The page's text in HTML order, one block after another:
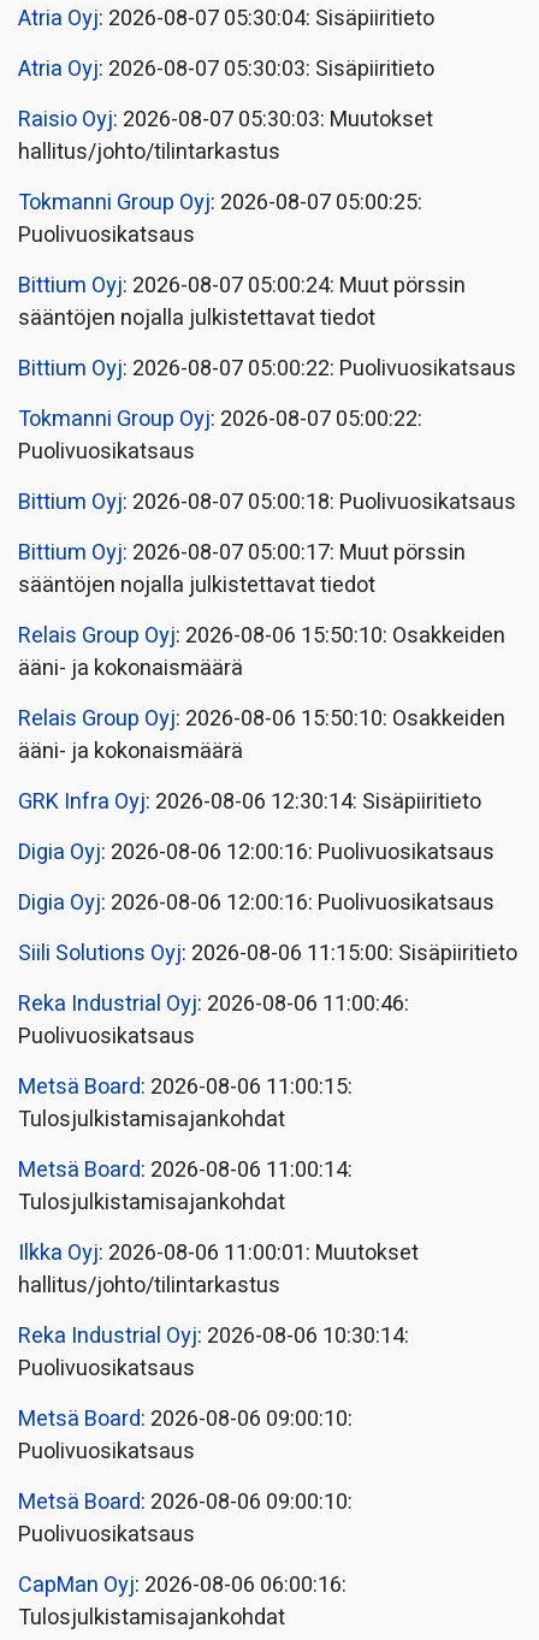
Atria Oyj: 2026-08-07 05:30:04: Sisäpiiritieto
Atria Oyj: 2026-08-07 05:30:03: Sisäpiiritieto
Raisio Oyj: 2026-08-07 05:30:03: Muutokset
hallitus/johto/tilintarkastus
Tokmanni Group Oyj: 2026-08-07 05:00:25:
Puolivuosikatsaus
Bittium Oyj: 2026-08-07 05:00:24: Muut pörssin
sääntöjen nojalla julkistettavat tiedot
Bittium Oyj: 2026-08-07 05:00:22: Puolivuosikatsaus
Tokmanni Group Oyj: 2026-08-07 05:00:22:
Puolivuosikatsaus
Bittium Oyj: 2026-08-07 05:00:18: Puolivuosikatsaus
Bittium Oyj: 2026-08-07 05:00:17: Muut pörssin
sääntöjen nojalla julkistettavat tiedot
Relais Group Oyj: 2026-08-06 15:50:10: Osakkeiden
ääni- ja kokonaismäärä
Relais Group Oyj: 2026-08-06 15:50:10: Osakkeiden
ääni- ja kokonaismäärä
GRK Infra Oyj: 2026-08-06 12:30:14: Sisäpiiritieto
Digia Oyj: 2026-08-06 12:00:16: Puolivuosikatsaus
Digia Oyj: 2026-08-06 12:00:16: Puolivuosikatsaus
Siili Solutions Oyj: 2026-08-06 11:15:00: Sisäpiiritieto
Reka Industrial Oyj: 2026-08-06 11:00:46:
Puolivuosikatsaus
Metsä Board: 2026-08-06 11:00:15:
Tulosjulkistamisajankohdat
Metsä Board: 2026-08-06 11:00:14:
Tulosjulkistamisajankohdat
Ilkka Oyj: 2026-08-06 11:00:01: Muutokset
hallitus/johto/tilintarkastus
Reka Industrial Oyj: 2026-08-06 10:30:14:
Puolivuosikatsaus
Metsä Board: 2026-08-06 09:00:10:
Puolivuosikatsaus
Metsä Board: 2026-08-06 09:00:10:
Puolivuosikatsaus
CapMan Oyj: 2026-08-06 06:00:16:
Tulosjulkistamisajankohdat